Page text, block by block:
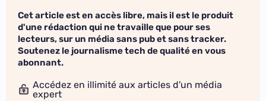
Cet article est en accès libre, mais il est le produit
d'une rédaction qui ne travaille que pour ses
lecteurs, sur un média sans pub et sans tracker.
Soutenez le journalisme tech de qualité en vous
abonnant.
Accédez en illimité aux articles d'un média
expert